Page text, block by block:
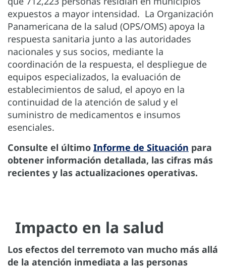
expuestos a mayor intensidad. La Organización
Panamericana de la salud (OPS/OMS) apoya la
respuesta sanitaria junto a las autoridades
nacionales y sus socios, mediante la
coordinación de la respuesta, el despliegue de
equipos especializados, la evaluación de
establecimientos de salud, el apoyo en la
continuidad de la atención de salud y el
suministro de medicamentos e insumos
esenciales.
Consulte el último Informe de Situación para
obtener información detallada, las cifras más
recientes y las actualizaciones operativas.
Impacto en la salud
Los efectos del terremoto van mucho más allá
de la atención inmediata a las personas